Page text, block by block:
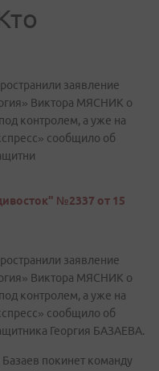
заявление
Виктора МЯСНИК о
контролем, а уже на
сообщило об
№2337 от 15
заявление
Виктора МЯСНИК о
контролем, а уже на
сообщило об
Георгия БАЗАЕВА.
Базаев покинет команду